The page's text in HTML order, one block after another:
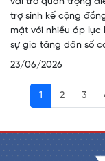
trợ sinh kế cộng
mặt với nhiều áp lực
sự gia tăng dân số
23/06/2026
1 2 3